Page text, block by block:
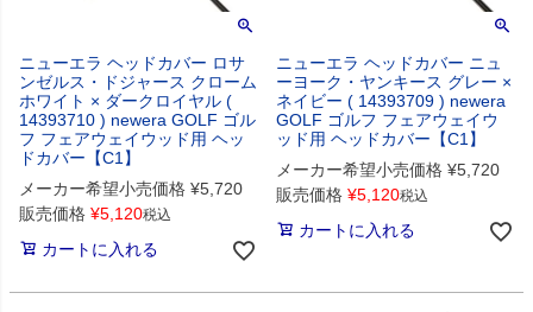
ニューエラ ヘッドカバー ロサ
ンゼルス・ドジャース クローム
ホワイト × ダークロイヤル (
14393710 ) newera GOLF ゴル
フ フェアウェイウッド用 ヘッ
ドカバー【C1】
メーカー希望小売価格 ¥5,720
販売価格 ¥5,120税込
カートに入れる
ニューエラ ヘッドカバー ニュ
ーヨーク・ヤンキース グレー ×
ネイビー ( 14393709 ) newera
GOLF ゴルフ フェアウェイウ
ッド用 ヘッドカバー【C1】
メーカー希望小売価格 ¥5,720
販売価格 ¥5,120税込
カートに入れる